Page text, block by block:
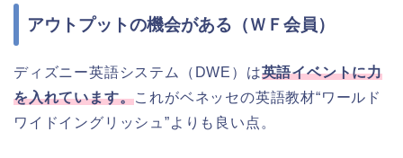
アウトプットの機会がある（ＷＦ会員）
ディズニー英語システム（DWE）は英語イベントに力
を入れています。これがベネッセの英語教材“ワールド
ワイドイングリッシュ”よりも良い点。